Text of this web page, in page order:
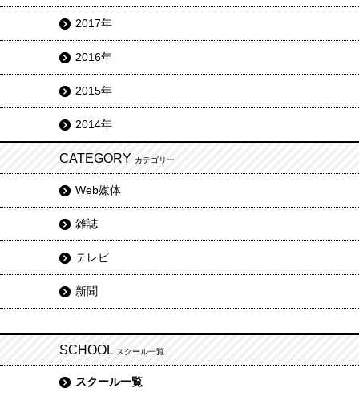
2017年
2016年
2015年
2014年
CATEGORY カテゴリー
Web媒体
雑誌
テレビ
新聞
SCHOOL スクール一覧
スクール一覧